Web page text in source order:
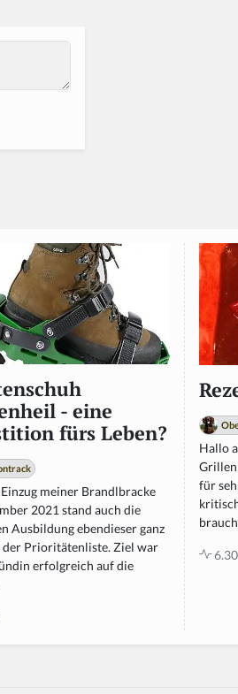
- eine
fürs Leben?
meiner Brandlbracke
2021 stand auch die
Ausbildung ebendieser ganz
der Prioritätenliste. Ziel war
erfolgreich auf die
Hallo
Grillen
für